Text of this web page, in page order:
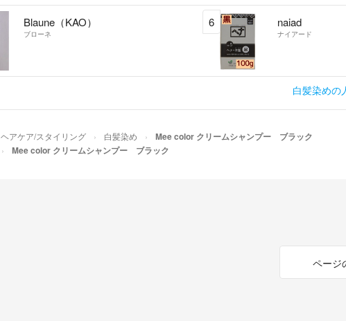
Blaune（KAO）
ブローネ
6 naiad
ナイアード
白髪染めの
ヘアケア/スタイリング 白髪染め Mee color クリームシャンプー ブラック
Mee color クリームシャンプー ブラック
ページ